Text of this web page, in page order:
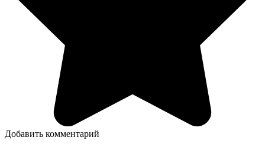
Добавить комментарий